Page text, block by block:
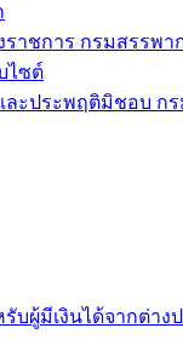
าชการ กรมสรรพา
ไซต์
ละประพฤติมิชอบ ก
ผู้มีเงินได้จากต่าง